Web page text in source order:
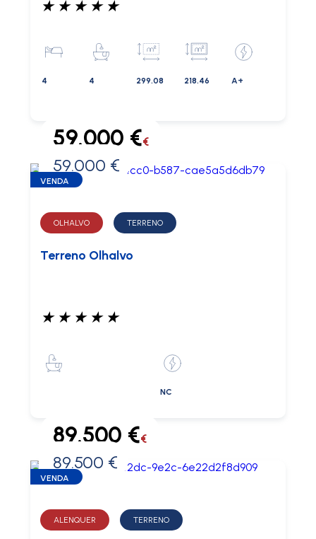
★ ★ ★ ★ ★
4 4 299.08 218.46 A+
0 €
59.000 €€
59.000 €
VENDA
OLHALVO TERRENO
Terreno Olhalvo
★ ★ ★ ★ ★
NC
0 €
89.500 €€
89.500 €
VENDA
ALENQUER TERRENO